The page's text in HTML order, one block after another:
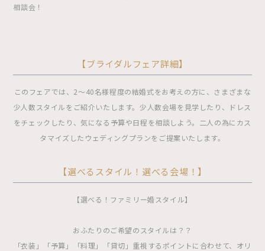
相談会！
【ブライダルフェア詳細】
このフェアでは、2〜40名様程度の結婚式をお考えの方に、さまざまな
少人数スタイルをご紹介いたします。少人数会場を見学したり、ドレス
をチェックしたり、気になる予算や日程を相談しよう。二人の為にカス
タマイズしたウェディングプランをご提案いたします。
【選べるスタイル！選べる会場！】
【選べる！ファミリー婚スタイル】
おふたりのご希望のスタイルは？？
「衣装」「予算」「料理」「貸切」重視するポイントに合わせて、オリ